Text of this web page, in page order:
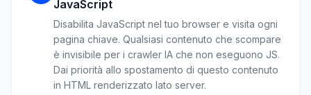
JavaScript
Disabilita JavaScript nel tuo browser e visita ogni
pagina chiave. Qualsiasi contenuto che scompare
è invisibile per i crawler IA che non eseguono JS.
Dai priorità allo spostamento di questo contenuto
in HTML renderizzato lato server.